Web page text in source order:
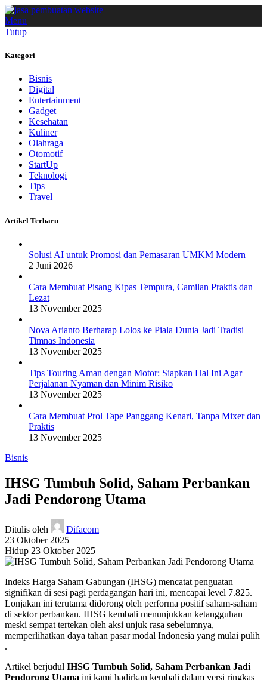
Menu
Tutup
Kategori
Bisnis
Digital
Entertainment
Gadget
Kesehatan
Kuliner
Olahraga
Otomotif
StartUp
Teknologi
Tips
Travel
Artikel Terbaru
Solusi AI untuk Promosi dan Pemasaran UMKM Modern
2 Juni 2026
Cara Membuat Pisang Kipas Tempura, Camilan Praktis dan
Lezat
13 November 2025
Nova Arianto Berharap Lolos ke Piala Dunia Jadi Tradisi
Timnas Indonesia
13 November 2025
Tips Touring Aman dengan Motor: Siapkan Hal Ini Agar
Perjalanan Nyaman dan Minim Risiko
13 November 2025
Cara Membuat Prol Tape Panggang Kenari, Tanpa Mixer dan
Praktis
13 November 2025
Bisnis
IHSG Tumbuh Solid, Saham Perbankan
Jadi Pendorong Utama
Ditulis oleh
Difacom
23 Oktober 2025
Hidup 23 Oktober 2025
Indeks Harga Saham Gabungan (IHSG) mencatat penguatan
signifikan di sesi pagi perdagangan hari ini, mencapai level 7.825.
Lonjakan ini terutama didorong oleh performa positif saham-saham
di sektor perbankan. IHSG kembali menunjukkan ketangguhan
meski sempat tertekan oleh aksi unjuk rasa sebelumnya,
memperlihatkan daya tahan pasar modal Indonesia yang mulai pulih
.
Artikel berjudul IHSG Tumbuh Solid, Saham Perbankan Jadi
Pendorong Utama ini kami hadirkan kembali dalam versi ringkas